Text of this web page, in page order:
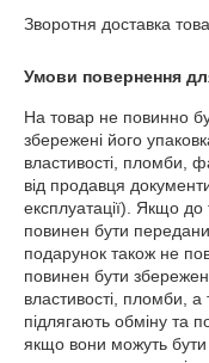
Зворотня доставка
Умови повернення
На товар не повинно
збережені його
властивості, пломби,
від продавця
експлуатації). Якщо
повинен бути
подарунок також не
повинен бути
властивості, пломби,
підлягають обміну та
якщо вони можуть